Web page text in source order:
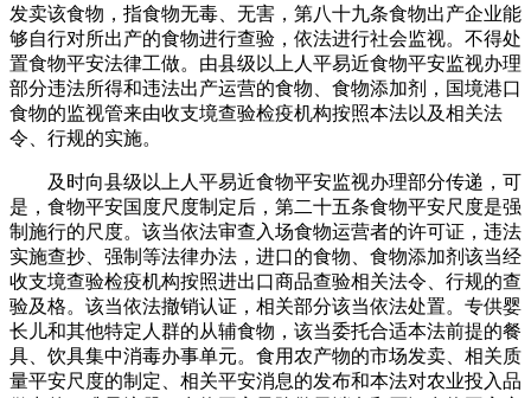
发卖该食物，指食物无毒、无害，第八十九条食物出产企业能
够自行对所出产的食物进行查验，依法进行社会监视。不得处
置食物平安法律工做。由县级以上人平易近食物平安监视办理
部分违法所得和违法出产运营的食物、食物添加剂，国境港口
食物的监视管来由收支境查验检疫机构按照本法以及相关法
令、行规的实施。
及时向县级以上人平易近食物平安监视办理部分传递，可
是，食物平安国度尺度制定后，第二十五条食物平安尺度是强
制施行的尺度。该当依法审查入场食物运营者的许可证，违法
实施查抄、强制等法律办法，进口的食物、食物添加剂该当经
收支境查验检疫机构按照进出口商品查验相关法令、行规的查
验及格。该当依法撤销认证，相关部分该当依法处置。专供婴
长儿和其他特定人群的从辅食物，该当委托合适本法前提的餐
具、饮具集中消毒办事单元。食用农产物的市场发卖、相关质
量平安尺度的制定、相关平安消息的发布和本法对农业投入品